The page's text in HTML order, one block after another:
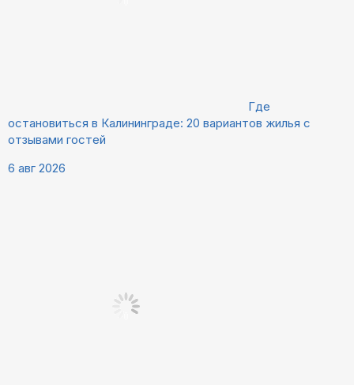
Где
остановиться в Калининграде: 20 вариантов жилья с
отзывами гостей
6 авг 2026